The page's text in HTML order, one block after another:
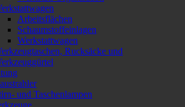
Arbeitsflächen
Schaumstoffeinlagen
Werkstattwagen
Rucksäcke und
und Taschenlampen